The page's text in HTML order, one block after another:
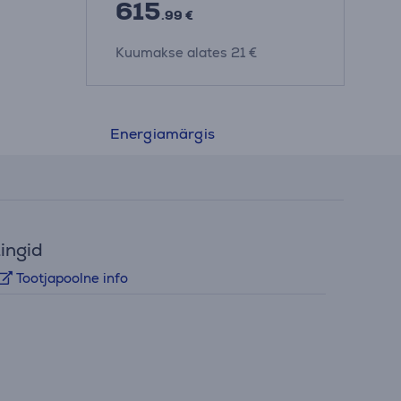
615.99 €
Kuumakse alates 21 €
Energiamärgis
Tootjapoolne info